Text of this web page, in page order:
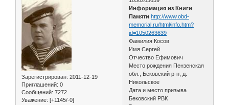
Зарегистрирован: 2011-12-19
Приглашений: 0
Сообщений: 7272
Уважение: [+1145/-0]
Информация из Книги
Памяти http://www.obd-
memorial.ru/html/info.htm?
id=1050263639
Фамилия Косов
Имя Сергей
Отчество Ефимович
Место рождения Пензенская
обл., Бековский р-н, д.
Никольское
Дата и место призыва
Бековский РВК